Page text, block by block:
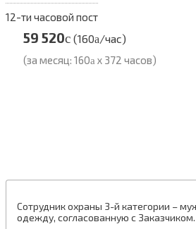
12-ти часовой пост
59 520c (160a/час)
(за месяц: 160a x 372 часов)
Сотрудник охраны 3-й категории –
одежду, согласованную с